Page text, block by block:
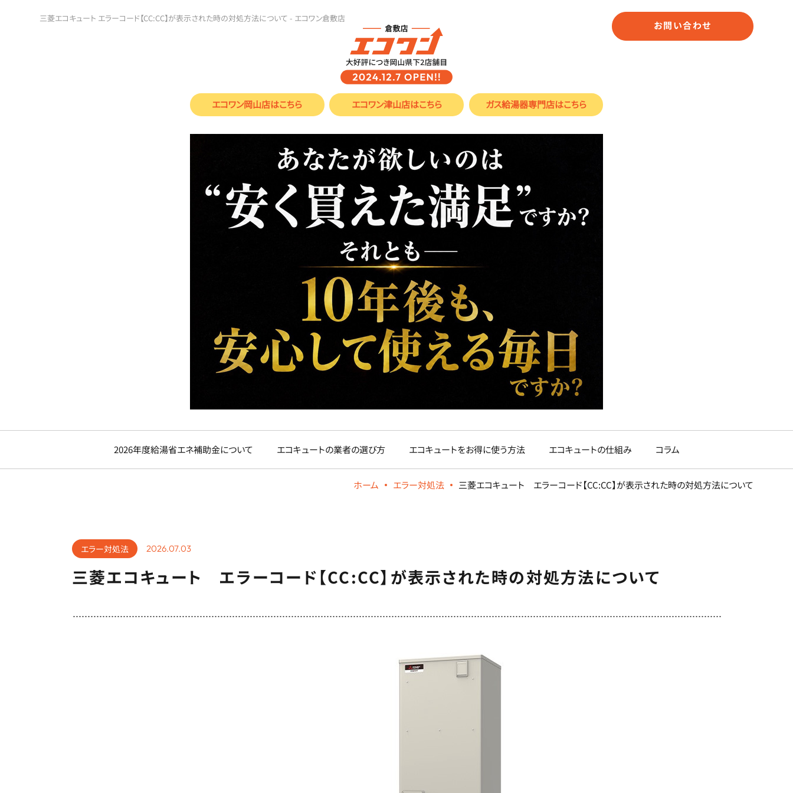
三菱エコキュート エラーコード【CC:CC】が表示された時の対処方法について - エコワン倉敷店
エコワン岡山店はこちら エコワン津山店はこちら ガス給湯器専門店はこちら
お問い合わせ
2026年度給湯省エネ補助金について エコキュートの業者の選び方 エコキュートをお得に使う方法 エコキュートの仕組み コラム
ホーム エラー対処法 三菱エコキュート エラーコード【CC:CC】が表示された時の対処方法について
エラー対処法 2026.07.03
三菱エコキュート エラーコード【CC:CC】が表示された時の対処方法について